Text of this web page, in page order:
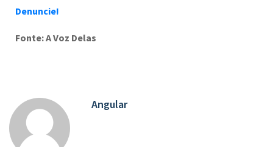
Denuncie!
Fonte: A Voz Delas
Angular